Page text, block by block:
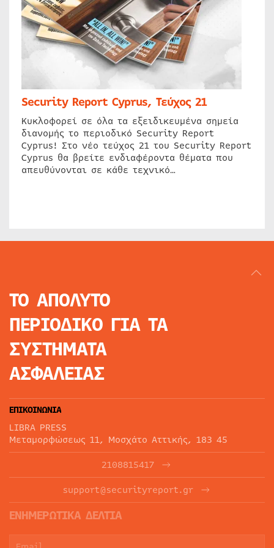
Security Report Cyprus, Τεύχος 21
Κυκλοφορεί σε όλα τα εξειδικευμένα σημεία
διανομής το περιοδικό Security Report
Cyprus! Στο νέο τεύχος 21 του Security Report
Cyprus θα βρείτε ενδιαφέροντα θέματα που
απευθύνονται σε κάθε τεχνικό…
ΤΟ ΑΠΟΛΥΤΟ
ΠΕΡΙΟΔΙΚΟ ΓΙΑ ΤΑ
ΣΥΣΤΗΜΑΤΑ
ΑΣΦΑΛΕΙΑΣ
ΕΠΙΚΟΙΝΩΝΙΑ
LIBRA PRESS
Μεταμορφώσεως 11, Μοσχάτο Αττικής, 183 45
2108815417
support@securityreport.gr
ΕΝΗΜΕΡΩΤΙΚΑ ΔΕΛΤΙΑ